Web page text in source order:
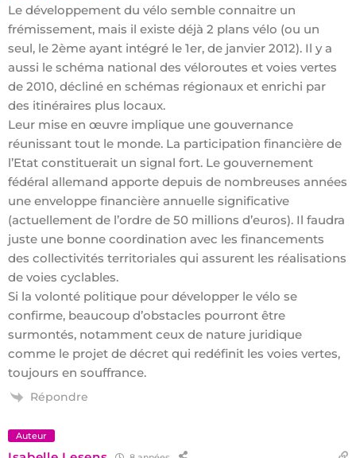
Le développement du vélo semble connaitre un
frémissement, mais il existe déjà 2 plans vélo (ou un
seul, le 2ème ayant intégré le 1er, de janvier 2012). Il y a
aussi le schéma national des véloroutes et voies vertes
de 2010, décliné en schémas régionaux et enrichi par
des itinéraires plus locaux.
Leur mise en œuvre implique une gouvernance
réunissant tout le monde. La participation financière de
l’Etat constituerait un signal fort. Le gouvernement
fédéral allemand apporte depuis de nombreuses années
une enveloppe financière annuelle significative
(actuellement de l’ordre de 50 millions d’euros). Il faudra
juste une bonne coordination avec les financements
des collectivités territoriales qui assurent les réalisations
de voies cyclables.
Si la volonté politique pour développer le vélo se
confirme, beaucoup d’obstacles pourront être
surmontés, notamment ceux de nature juridique
comme le projet de décret qui redéfinit les voies vertes,
toujours en souffrance.
Répondre
Auteur